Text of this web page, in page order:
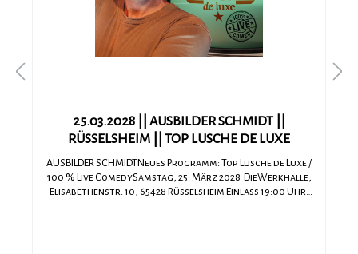
25.03.2028 || AUSBILDER SCHMIDT ||
RÜSSELSHEIM || TOP LUSCHE DE LUXE
AUSBILDER SCHMIDTNeues Programm: Top Lusche de Luxe /
100 % Live ComedySamstag, 25. März 2028 DieWerkhalle,
Elisabethenstr. 10, 65428 Rüsselsheim Einlass 19:00 Uhr,